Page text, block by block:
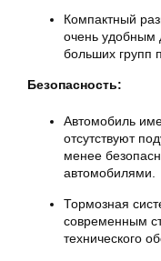
Компактный
очень удобным
больших групп
Безопасность:
Автомобиль
отсутствуют
менее
автомобилями.
Тормозная
современным
технического